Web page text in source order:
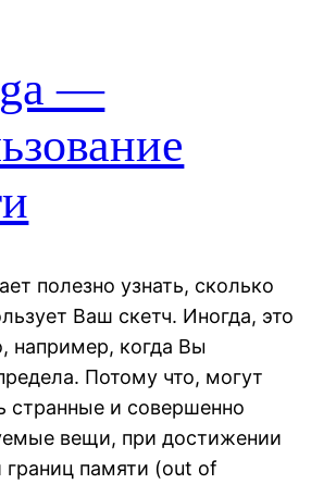
—
полезно узнать, сколько
Ваш скетч. Иногда, это
например, когда Вы
Потому что, могут
странные и совершенно
вещи, при достижении
памяти (out of